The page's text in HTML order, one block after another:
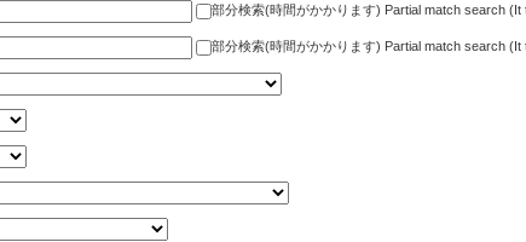
部分検索(時間がかかります) Partial match search (It
部分検索(時間がかかります) Partial match search (It